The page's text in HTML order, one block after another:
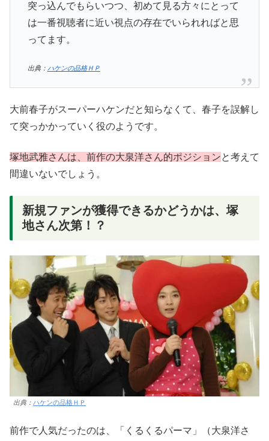
突っ込んでもらいつつ、初めて見る方々にとって
は一番視聴者に近い視点の存在でいられればと思
ってます。
出典： ハケンの品格ＨＰ
大前春子がスーパーハケンだと知らなくて、春子を誤解し
て突っかかっていく役のようです。
塚地武雅さんは、前作の大泉洋さん的ポジションと考えて
間違いないでしょう。
新規ファンが獲得できるかどうかは、塚
地さん次第！？
出典： ハケンの品格ＨＰ
前作で人気だったのは、「くるくるパーマ」（大泉洋さ